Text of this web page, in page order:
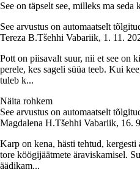
See on täpselt see, milleks ma seda
See arvustus on automaatselt
Tereza B.Tšehhi Vabariik, 1. 11.
Pott on piisavalt suur, nii et see on
perele, kes sageli süüa teeb. Kui
tuleb k...
Näita rohkem
See arvustus on automaatselt
Magdalena H.Tšehhi Vabariik, 16.
Karp on kena, hästi tehtud,
tore köögijäätmete äraviskamisel.
äädikam...